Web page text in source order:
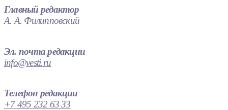
Главный редактор
А. А. Филипповский
Эл. почта редакции
info@vesti.ru
Телефон редакции
+7 495 232 63 33